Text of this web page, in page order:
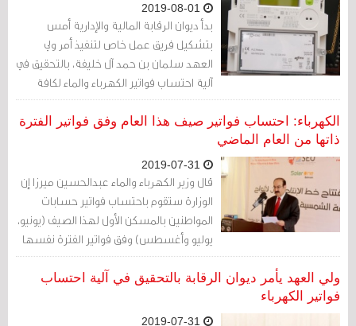
بدأ ديوان الرقابة المالية والإدارية أمس
بتشكيل فريق عمل خاص لتنفيذ أمر ولي
العهد سلمان بن حمد آل خليفة، بالتحقيق في
آلية احتساب فواتير الكهرباء والماء لكافة
المشتركين من المواطنين
الكهرباء: احتساب فواتير صيف هذا العام وفق فواتير الفترة
ذاتها من العام الماضي
قال وزير الكهرباء والماء عبدالحسين ميرزا إن
الوزارة ستقوم باحتساب فواتير حسابات
المواطنين بالمسكن الأول لهذا الصيف (يونيو،
يوليو وأغسطس) وفق فواتير الفترة نفسها
من العام الماضي
ولي العهد يأمر ديوان الرقابة بالتحقيق في آلية احتساب
فواتير الكهرباء